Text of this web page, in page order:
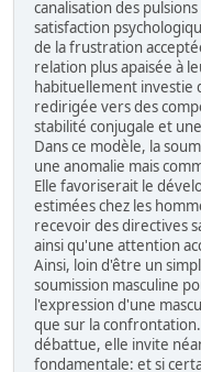
canalisation des
satisfaction
de la frustration
relation plus apaisée à
habituellement investie
redirigée vers des
stabilité conjugale et
Dans ce modèle, la
une anomalie mais
Elle favoriserait le
estimées chez les
recevoir des directives
ainsi qu'une attention
Ainsi, loin d'être un
soumission masculine
l'expression d'une
que sur la
débattue, elle invite
fondamentale: et si